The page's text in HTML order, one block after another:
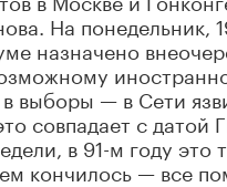
На понедельник,
назначено
выборы — в Сети
совпадает с датой
в 91-м году это
кончилось — все